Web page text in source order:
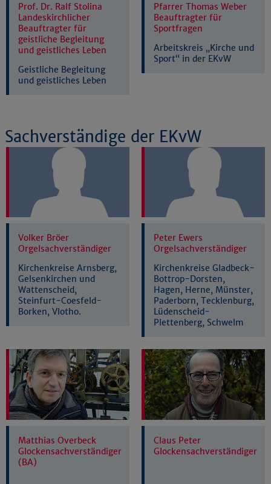
Prof. Dr. Ralf Stolina
Landeskirchlicher
Beauftragter für
geistliche Begleitung
und geistliches Leben
Geistliche Begleitung
und geistliches Leben
Pfarrer Thomas Weber
Beauftragter für
Sportfragen
Arbeitskreis „Kirche und
Sport“ in der EKvW
Sachverständige der EKvW
Volker Bröer
Orgelsachverständiger
Kirchenkreise Arnsberg,
Gelsenkirchen und
Wattenscheid,
Steinfurt-Coesfeld-
Borken, Vlotho.
Peter Ewers
Orgelsachverständiger
Kirchenkreise Gladbeck-
Bottrop-Dorsten,
Hagen, Herne, Münster,
Paderborn, Tecklenburg,
Lüdenscheid-
Plettenberg, Schwelm
Matthias Overbeck
Glockensachverständiger
(BA)
Claus Peter
Glockensachverständiger